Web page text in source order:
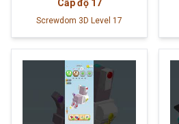
Cấp độ 17
Screwdom 3D Level 17